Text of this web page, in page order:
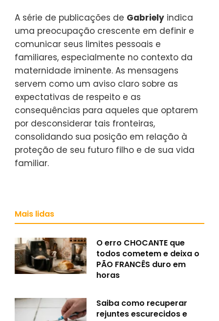
A série de publicações de Gabriely indica
uma preocupação crescente em definir e
comunicar seus limites pessoais e
familiares, especialmente no contexto da
maternidade iminente. As mensagens
servem como um aviso claro sobre as
expectativas de respeito e as
consequências para aqueles que optarem
por desconsiderar tais fronteiras,
consolidando sua posição em relação à
proteção de seu futuro filho e de sua vida
familiar.
Mais lidas
O erro CHOCANTE que
todos cometem e deixa o
PÃO FRANCÊS duro em
horas
Saiba como recuperar
rejuntes escurecidos e